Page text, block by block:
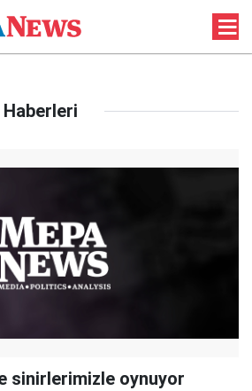
sinirlerimizle oynuyor